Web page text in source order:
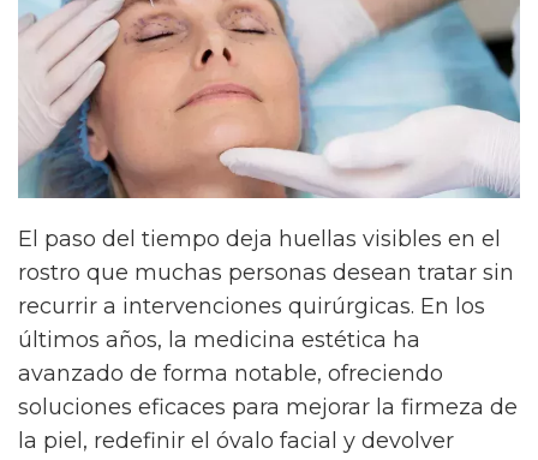
El paso del tiempo deja huellas visibles en el
rostro que muchas personas desean tratar sin
recurrir a intervenciones quirúrgicas. En los
últimos años, la medicina estética ha
avanzado de forma notable, ofreciendo
soluciones eficaces para mejorar la firmeza de
la piel, redefinir el óvalo facial y devolver